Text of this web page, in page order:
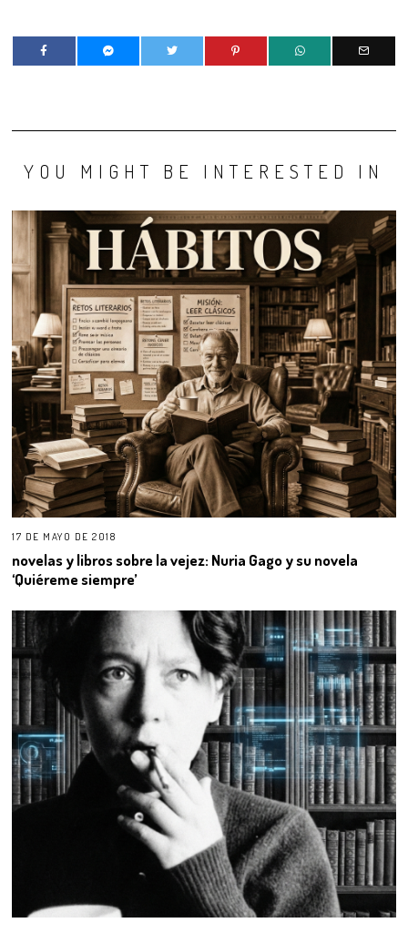
YOU MIGHT BE INTERESTED IN
17 DE MAYO DE 2018
novelas y libros sobre la vejez: Nuria Gago y su novela
‘Quiéreme siempre’